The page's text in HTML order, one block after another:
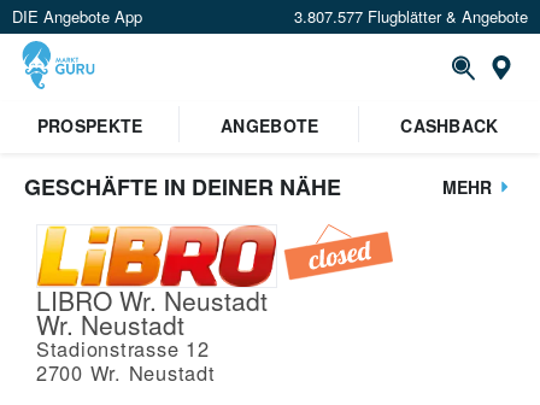
DIE Angebote App 3.807.577 Flugblätter & Angebote
PROSPEKTE
ANGEBOTE CASHBACK
GESCHÄFTE IN DEINER NÄHE MEHR
LIBRO Wr. Neustadt
Wr. Neustadt
Stadionstrasse 12
2700 Wr. Neustadt